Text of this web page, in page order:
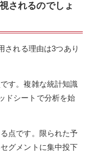
されるのでしょ
される理由は3つあり
す。複雑な統計知識
ドシートで分析を始
点です。限られた予
グメントに集中投下